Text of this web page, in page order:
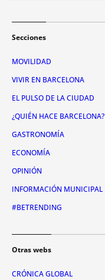
Secciones
MOVILIDAD
VIVIR EN BARCELONA
EL PULSO DE LA CIUDAD
¿QUIÉN HACE BARCELONA?
GASTRONOMÍA
ECONOMÍA
OPINIÓN
INFORMACIÓN MUNICIPAL
#BETRENDING
Otras webs
CRÓNICA GLOBAL